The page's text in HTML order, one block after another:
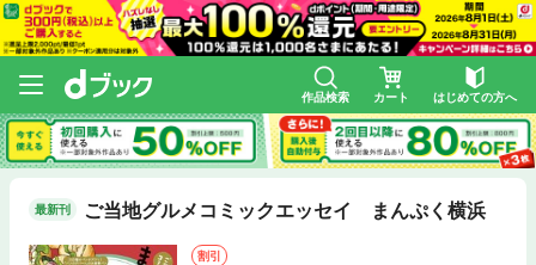
作品検索 カート はじめての方へ
最新刊 ご当地グルメコミックエッセイ まんぷく横浜
割引